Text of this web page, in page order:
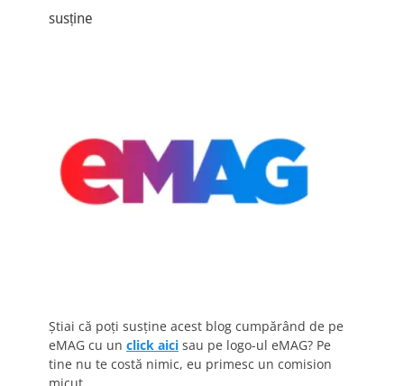
susține
Știai că poți susține acest blog cumpărând de pe
eMAG cu un click aici sau pe logo-ul eMAG? Pe
tine nu te costă nimic, eu primesc un comision